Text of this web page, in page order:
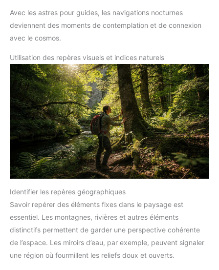
Avec les astres pour guides, les navigations nocturnes
deviennent des moments de contemplation et de connexion
avec le cosmos.
Utilisation des repères visuels et indices naturels
Identifier les repères géographiques
Savoir repérer des éléments fixes dans le paysage est
essentiel. Les montagnes, rivières et autres éléments
distinctifs permettent de garder une perspective cohérente
de l’espace. Les miroirs d’eau, par exemple, peuvent signaler
une région où fourmillent les reliefs doux et ouverts.